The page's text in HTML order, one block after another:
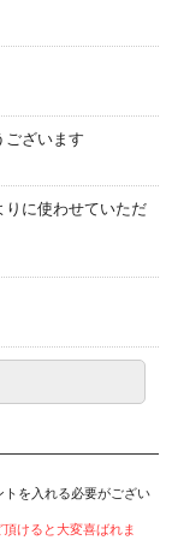
ございます
りに使わせていただ
を入れる必要がござい
けると大変喜ばれま